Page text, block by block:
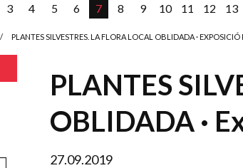
3
4
5
6
7
8
9
10
11
12
13
PLANTES SILVESTRES. LA FLORA LOCAL OBLIDADA · EXPOSICIÓ
PLANTES
OBLIDADA ·
27.09.2019